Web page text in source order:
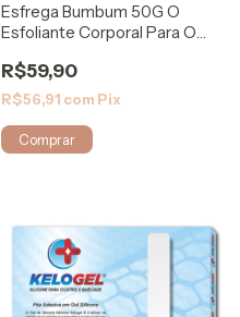
Esfrega Bumbum 50G O
Esfoliante Corporal Para O
R$59,90
R$56,91 com Pix